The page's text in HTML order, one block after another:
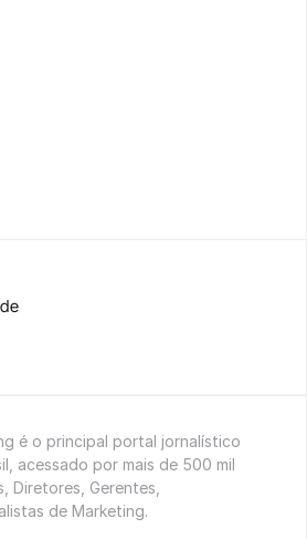
é o principal portal jornalístico
acessado por mais de 500 mil
Diretores, Gerentes,
de Marketing.